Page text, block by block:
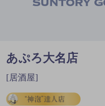
あぷろ大名店
[居酒屋]